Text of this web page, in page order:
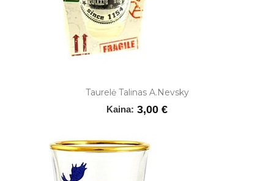
Taurelė Talinas A.Nevsky
Kaina: 3,00 €